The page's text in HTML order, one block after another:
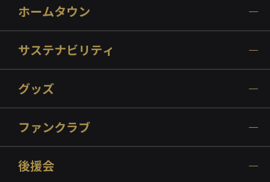
ホームタウン
サステナビリティ
グッズ
ファンクラブ
後援会